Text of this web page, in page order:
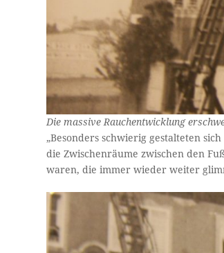
Die massive Rauchentwicklung
„Besonders schwierig gestalteten
die Zwischenräume zwischen den
waren, die immer wieder weiter